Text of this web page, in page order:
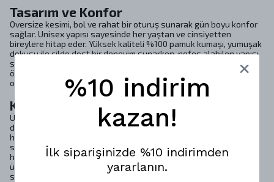
Tasarım ve Konfor
Oversize kesimi, bol ve rahat bir oturuş sunarak gün boyu konfor
sağlar. Unisex yapısı sayesinde her yaştan ve cinsiyetten
bireylere hitap eder. Yüksek kaliteli %100 pamuk kumaşı, yumuşak
dokusu ile cilde dost bir deneyim sunarken, nefes alabilen yapısı
sayesinde dört mevsim boyunca rahatlıkla kullanılabilir. Bu
özellikleri, tişörtün hem günlük hem de sokak stiline uygun
olmasını sağlar.
Kalite ve Dayanıklılık
Ürünün dayanıklı dikiş ve baskı kalitesi, uzun ömürlü bir kullanım
deneyimi sunar. Kullanılan materyaller, insan sağlığına zararlı
hiçbir madde içermediğini belgeleyen uluslararası OEKO-TEX®
sertifikasına sahiptir. Bu, kullanıcıların sağlığına duyulan
hassasiyeti ve çevre dostu üretim anlayışını yansıtır. Ayrıca,
üretimde kullanılan boyalar tamamen güvenlidir ve insan
sağlığına zarar vermez.
%10 indirim
kazan!
İlk siparişinizde %10 indirimden
yararlanın.